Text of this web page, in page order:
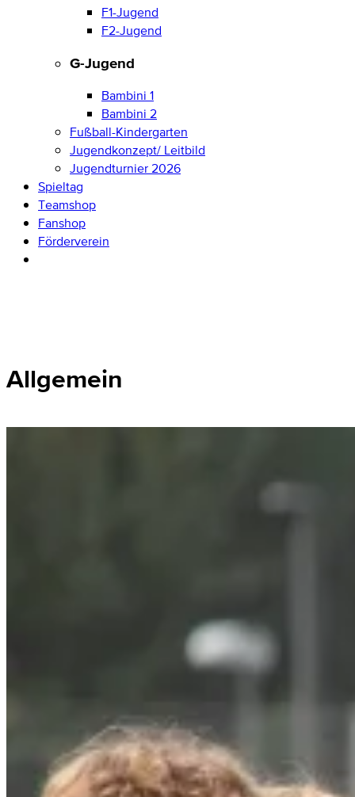
F1-Jugend
F2-Jugend
G-Jugend
Bambini 1
Bambini 2
Fußball-Kindergarten
Jugendkonzept/ Leitbild
Jugendturnier 2026
Spieltag
Teamshop
Fanshop
Förderverein
Allgemein